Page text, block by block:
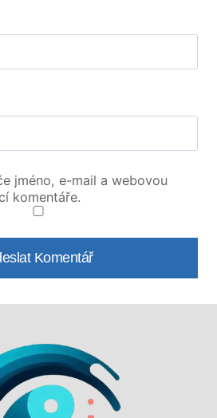
jméno, e-mail a webovou
komentáře.